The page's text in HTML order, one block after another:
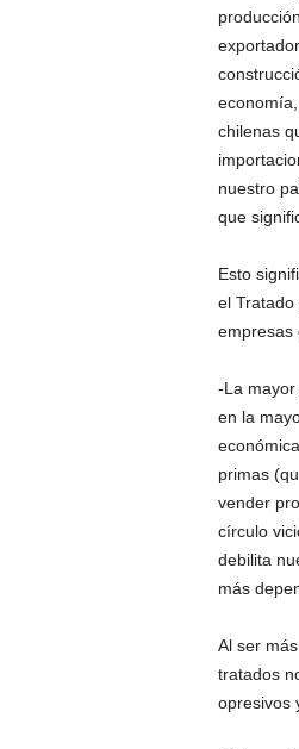
chilenas
nuestro
que
Esto
el
empresas
-La
en la
primas
vender
círculo
debilita
más
Al ser
tratados
opresivos